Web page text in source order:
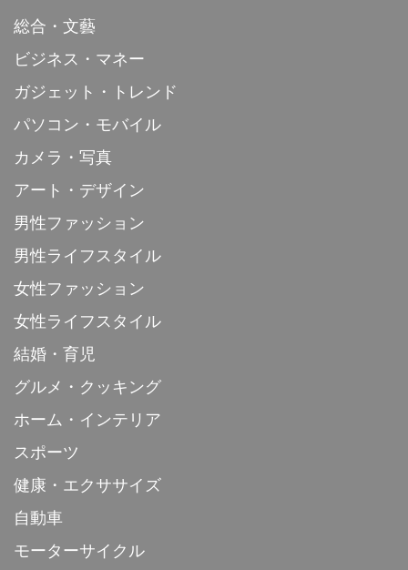
総合・文藝
ビジネス・マネー
ガジェット・トレンド
パソコン・モバイル
カメラ・写真
アート・デザイン
男性ファッション
男性ライフスタイル
女性ファッション
女性ライフスタイル
結婚・育児
グルメ・クッキング
ホーム・インテリア
スポーツ
健康・エクササイズ
自動車
モーターサイクル